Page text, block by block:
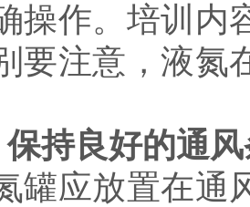
操作。培训内
要注意，液氮
持良好的通
应放置在通风